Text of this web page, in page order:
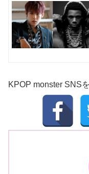
KPOP monster SNS